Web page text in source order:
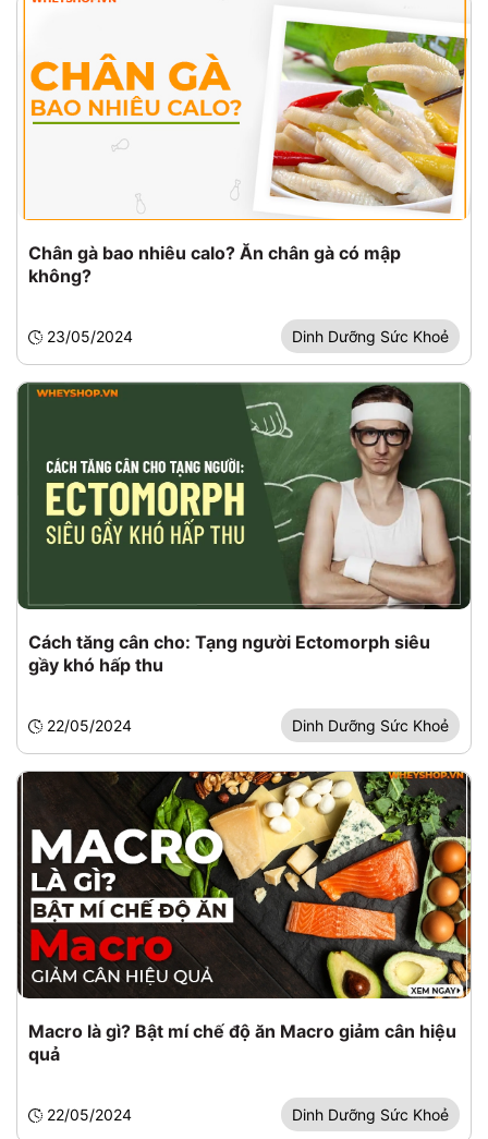
Chân gà bao nhiêu calo? Ăn chân gà có mập
không?
23/05/2024 Dinh Dưỡng Sức Khoẻ
Cách tăng cân cho: Tạng người Ectomorph siêu
gầy khó hấp thu
22/05/2024 Dinh Dưỡng Sức Khoẻ
Macro là gì? Bật mí chế độ ăn Macro giảm cân hiệu
quả
22/05/2024 Dinh Dưỡng Sức Khoẻ